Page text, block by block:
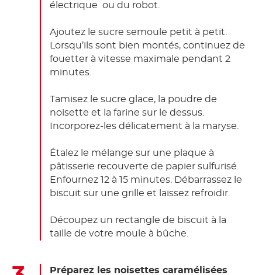
électrique ou du robot.
Ajoutez le sucre semoule petit à petit.
Lorsqu’ils sont bien montés, continuez de
fouetter à vitesse maximale pendant 2
minutes.
Tamisez le sucre glace, la poudre de
noisette et la farine sur le dessus.
Incorporez-les délicatement à la maryse.
Étalez le mélange sur une plaque à
pâtisserie recouverte de papier sulfurisé.
Enfournez 12 à 15 minutes. Débarrassez le
biscuit sur une grille et laissez refroidir.
Découpez un rectangle de biscuit à la
taille de votre moule à bûche.
Préparez les noisettes caramélisées